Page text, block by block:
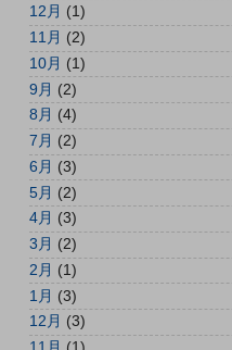
12月 (1)
11月 (2)
10月 (1)
9月 (2)
8月 (4)
7月 (2)
6月 (3)
5月 (2)
4月 (3)
3月 (2)
2月 (1)
1月 (3)
12月 (3)